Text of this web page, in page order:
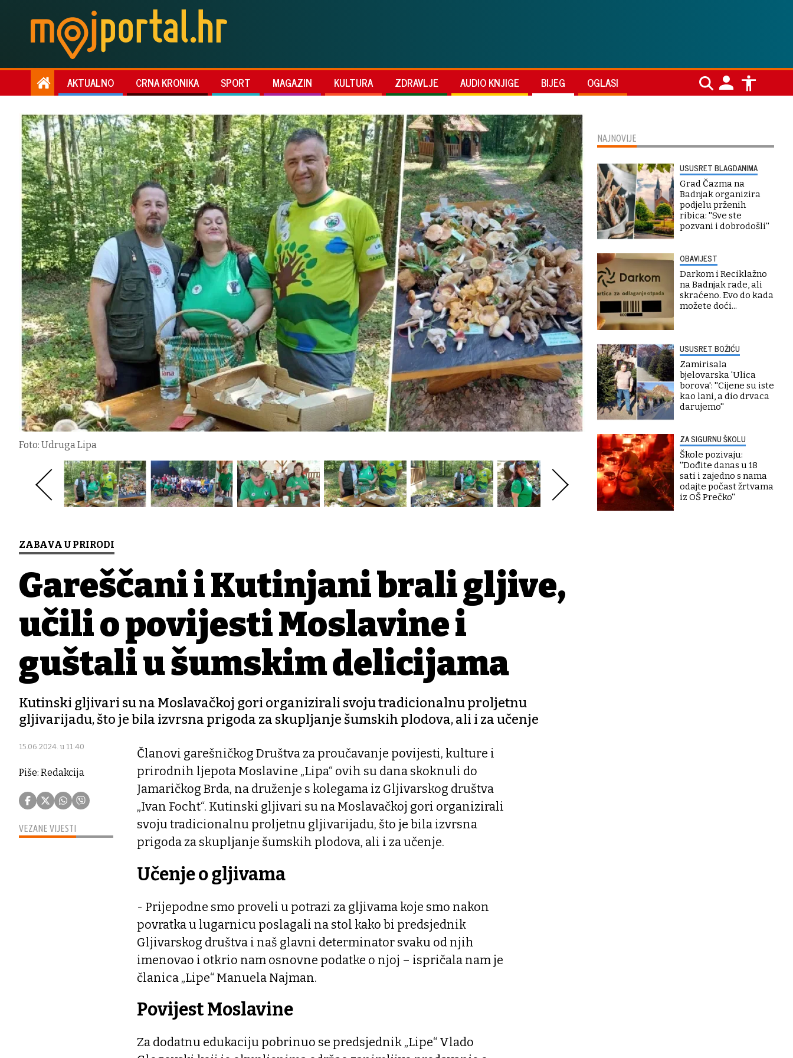
AKTUALNO CRNA KRONIKA SPORT MAGAZIN KULTURA ZDRAVLJE AUDIO KNJIGE BIJEG OGLASI
Foto: Udruga Lipa
ZABAVA U PRIRODI
Gareščani i Kutinjani brali gljive,
učili o povijesti Moslavine i
guštali u šumskim delicijama
Kutinski gljivari su na Moslavačkoj gori organizirali svoju tradicionalnu proljetnu
gljivarijadu, što je bila izvrsna prigoda za skupljanje šumskih plodova, ali i za učenje
15.06.2024. u 11:40
Piše: Redakcija
VEZANE VIJESTI
Članovi garešničkog Društva za proučavanje povijesti, kulture i
prirodnih ljepota Moslavine „Lipa“ ovih su dana skoknuli do
Jamaričkog Brda, na druženje s kolegama iz Gljivarskog društva
„Ivan Focht“. Kutinski gljivari su na Moslavačkoj gori organizirali
svoju tradicionalnu proljetnu gljivarijadu, što je bila izvrsna
prigoda za skupljanje šumskih plodova, ali i za učenje.
Učenje o gljivama
- Prijepodne smo proveli u potrazi za gljivama koje smo nakon
povratka u lugarnicu poslagali na stol kako bi predsjednik
Gljivarskog društva i naš glavni determinator svaku od njih
imenovao i otkrio nam osnovne podatke o njoj – ispričala nam je
članica „Lipe“ Manuela Najman.
Povijest Moslavine
Za dodatnu edukaciju pobrinuo se predsjednik „Lipe“ Vlado
NAJNOVIJE
USUSRET BLAGDANIMA
Grad Čazma na
Badnjak organizira
podjelu prženih
ribica: ''Sve ste
pozvani i dobrodošli''
OBAVIJEST
Darkom i Reciklažno
na Badnjak rade, ali
skraćeno. Evo do kada
možete doći...
USUSRET BOŽIĆU
Zamirisala
bjelovarska 'Ulica
borova': ''Cijene su iste
kao lani, a dio drvaca
darujemo''
ZA SIGURNU ŠKOLU
Škole pozivaju:
''Dođite danas u 18
sati i zajedno s nama
odajte počast žrtvama
iz OŠ Prečko''